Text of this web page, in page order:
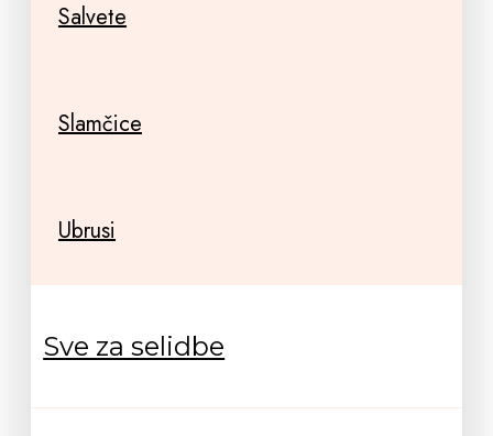
Salvete
Slamčice
Ubrusi
Sve za selidbe